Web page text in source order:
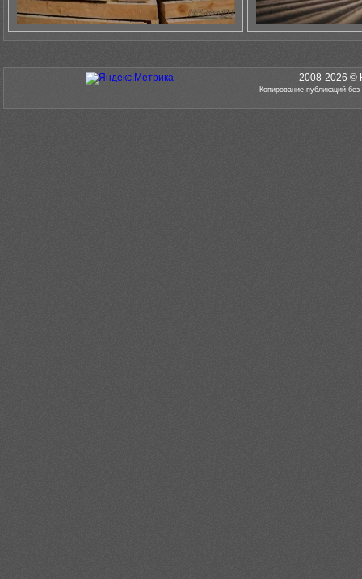
2008-2026 ©
Копирование публикаций